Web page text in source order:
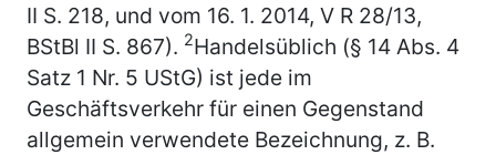
II S. 218, und vom 16. 1. 2014, V R 28/13,
BStBl II S. 867). 2Handelsüblich (§ 14 Abs. 4
Satz 1 Nr. 5 UStG) ist jede im
Geschäftsverkehr für einen Gegenstand
allgemein verwendete Bezeichnung, z. B.